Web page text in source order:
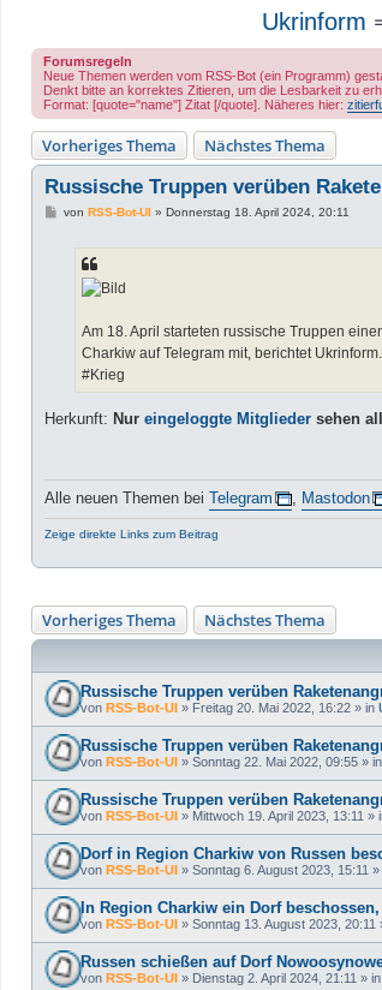
Ukrinform
Forumsregeln
Neue Themen werden vom RSS-Bot (ein Programm)
Denkt bitte an korrektes Zitieren, um die Lesbarkeit zu
Format: [quote="name"] Zitat [/quote]. Näheres hier:
Vorheriges Thema Nächstes Thema
Russische Truppen verüben
Bvon RSS-Bot-UI» Donnerstag 18. April 2024, 20:11
Am 18. April starteten russische Truppen
Charkiw auf Telegram mit, berichtet Ukrinform.
#Krieg
Herkunft: Nur eingeloggte Mitglieder sehen
Alle neuen Themen bei Telegram Mastodon
Zeige direkte Links zum Beitrag
Vorheriges Thema Nächstes Thema
Russische Truppen verüben
von RSS-Bot-UI » Freitag 20. Mai 2022, 16:22 » in
Russische Truppen verüben
von RSS-Bot-UI » Sonntag 22. Mai 2022, 09:55 » in
Russische Truppen verüben
von RSS-Bot-UI » Mittwoch 19. April 2023, 13:11 »
Dorf in Region Charkiw von Russen
von RSS-Bot-UI » Sonntag 6. August 2023, 15:11 »
In Region Charkiw ein Dorf
von RSS-Bot-UI » Sonntag 13. August 2023, 20:11
Russen schießen auf Dorf
von RSS-Bot-UI » Dienstag 2. April 2024, 21:11 » in